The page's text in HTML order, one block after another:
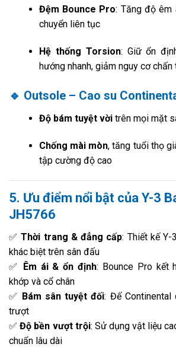
Đệm Bounce Pro: Tăng độ êm
chuyển liên tục
Hệ thống Torsion: Giữ ổn
hướng nhanh, giảm nguy cơ
🔹 Outsole – Cao su
Độ bám tuyệt vờitrên mọi mặt
Chống mài mòn, tăng tuổi thọ
tập cường độ cao
5. Ưu điểm nổi bật của Y-3
JH5766
✅Thời trang & đẳng cấp: Thiết kế
khác biệt trên sân đấu
✅ Êm ái & ổn định: Bounce Pro kết
khớp và cổ chân
✅ Bám sân tuyệt đối: Đế Continental
trượt
✅Độ bền vượt trội: Sử dụng vật liệu
chuẩn lâu dài